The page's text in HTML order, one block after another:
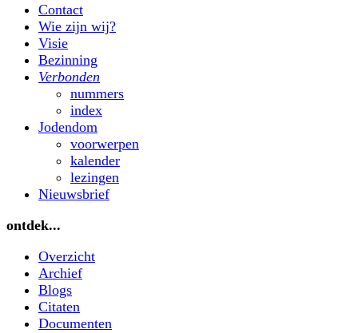
Contact
Wie zijn wij?
Visie
Bezinning
Verbonden
nummers
index
Jodendom
voorwerpen
kalender
lezingen
Nieuwsbrief
ontdek...
Overzicht
Archief
Blogs
Citaten
Documenten